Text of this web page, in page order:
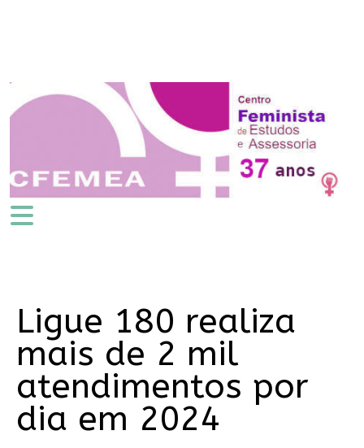
Ligue 180 realiza
mais de 2 mil
atendimentos por
dia em 2024